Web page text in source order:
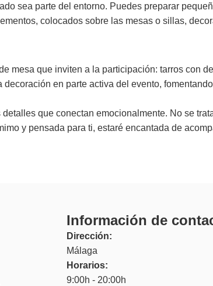
sea parte del entorno. Puedes preparar
colocados sobre las mesas o sillas,
mesa que inviten a la participación: tarros con
en parte activa del evento,
que conectan emocionalmente. No se
y pensada para ti, estaré encantada de
Información de
Dirección:
Málaga
Horarios:
9:00h - 20:00h